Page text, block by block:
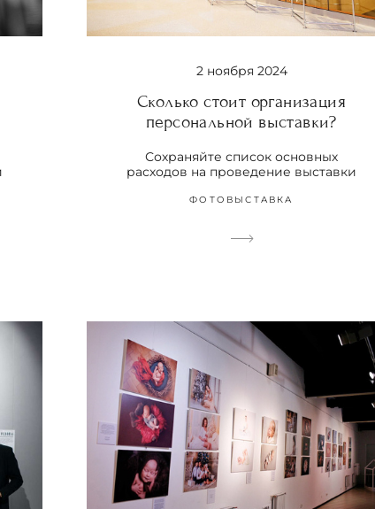
2 ноября 2024
Сколько стоит организация
персональной выставки?
Сохраняйте список основных
расходов на проведение выставки
ФОТОВЫСТАВКА